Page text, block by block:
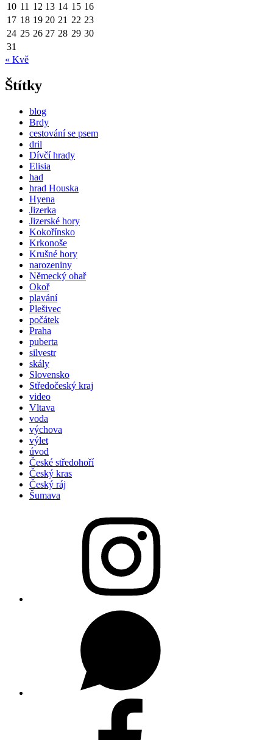
10 11 12 13 14 15 16
17 18 19 20 21 22 23
24 25 26 27 28 29 30
31
« Kvě
Štítky
blog
Brdy
cestování se psem
dril
Dívčí hrady
Elisia
had
hrad Houska
Hyena
Jizerka
Jizerské hory
Kokořínsko
Krkonoše
Krušné hory
narozeniny
Německý ohař
Okoř
plavání
Plešivec
počátek
Praha
puberta
silvestr
skály
Slovensko
Středočeský kraj
video
Vltava
voda
výchova
výlet
úvod
České středohoří
Český kras
Český ráj
Šumava